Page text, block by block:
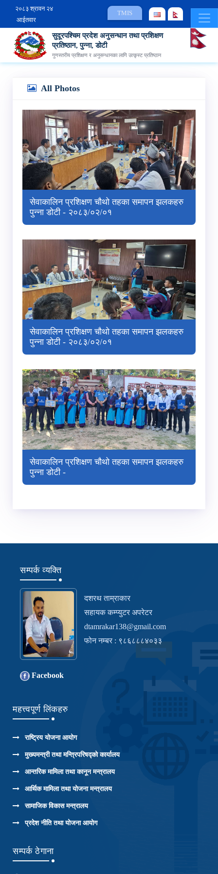
२०८३ श्रावन २४
आईतवार
TMIS
सुदूरपश्चिम प्रदेश अनुसन्धान तथा प्रशिक्षण
प्रतिष्ठान, पुन्ना, डोटी
गुणस्तरीय प्रशिक्षण र अनुसन्धानका लागि उत्कृस्ट प्रतिष्ठान
All Photos
सेवाकालिन प्रशिक्षण चौथो तहका समापन झलकहरु
पुन्‍ना डोटी - २०८३/०२/०१
सेवाकालिन प्रशिक्षण चौथो तहका समापन झलकहरु
पुन्‍ना डोटी - २०८३/०२/०१
सेवाकालिन प्रशिक्षण चौथो तहका समापन झलकहरु
पुन्‍ना डोटी -
सम्पर्क व्यक्ति
दशरथ ताम्राकार
सहायक कम्प्युटर अपरेटर
dtamrakar138@gmail.com
फोन नम्बर : ९८६८८८४०३३
Facebook
महत्त्वपूर्ण लिंकहरु
राष्ट्रिय योजना आयोग
मुख्यमन्त्री तथा मन्त्रिपरिषद्को कार्यालय
आन्तरिक मामिला तथा कानून मन्त्रालय
आर्थिक मामिला तथा योजना मन्त्रालय
सामाजिक विकास मन्त्रालय
प्रदेश नीति तथा योजना आयोग
सम्पर्क ठेगाना